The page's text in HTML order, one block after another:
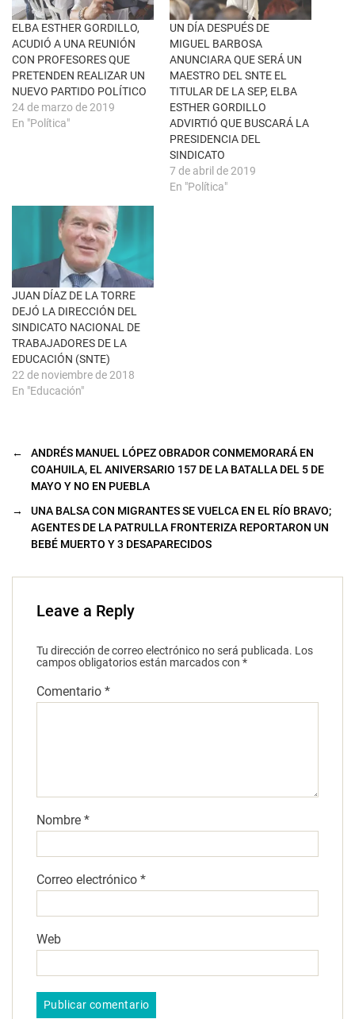
v
e
n
t
a
n
a
n
u
v
a
)
o
o
k
(
S
e
a
b
r
e
e
a
n
a
n
u
e
v
a
)
ELBA ESTHER GORDILLO,
ACUDIÓ A UNA REUNIÓN
CON PROFESORES QUE
PRETENDEN REALIZAR UN
NUEVO PARTIDO POLÍTICO
24 de marzo de 2019
En "Política"
UN DÍA DESPUÉS DE
MIGUEL BARBOSA
ANUNCIARA QUE SERÁ UN
MAESTRO DEL SNTE EL
TITULAR DE LA SEP, ELBA
ESTHER GORDILLO
ADVIRTIÓ QUE BUSCARÁ LA
PRESIDENCIA DEL
SINDICATO
7 de abril de 2019
En "Política"
JUAN DÍAZ DE LA TORRE
DEJÓ LA DIRECCIÓN DEL
SINDICATO NACIONAL DE
TRABAJADORES DE LA
EDUCACIÓN (SNTE)
22 de noviembre de 2018
En "Educación"
←
ANDRÉS MANUEL LÓPEZ OBRADOR CONMEMORARÁ EN
COAHUILA, EL ANIVERSARIO 157 DE LA BATALLA DEL 5 DE
MAYO Y NO EN PUEBLA
→
UNA BALSA CON MIGRANTES SE VUELCA EN EL RÍO BRAVO;
AGENTES DE LA PATRULLA FRONTERIZA REPORTARON UN
BEBÉ MUERTO Y 3 DESAPARECIDOS
Leave a Reply
Tu dirección de correo electrónico no será publicada. Los
campos obligatorios están marcados con *
Comentario *
Nombre *
Correo electrónico *
Web